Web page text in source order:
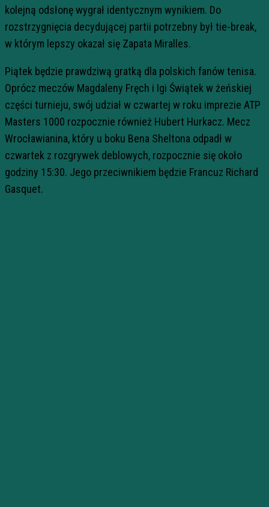
kolejną odsłonę wygrał identycznym wynikiem. Do
rozstrzygnięcia decydującej partii potrzebny był tie-break,
w którym lepszy okazał się Zapata Miralles.
Piątek będzie prawdziwą gratką dla polskich fanów tenisa.
Oprócz meczów Magdaleny Fręch i Igi Świątek w żeńskiej
części turnieju, swój udział w czwartej w roku imprezie ATP
Masters 1000 rozpocznie również Hubert Hurkacz. Mecz
Wrocławianina, który u boku Bena Sheltona odpadł w
czwartek z rozgrywek deblowych, rozpocznie się około
godziny 15:30. Jego przeciwnikiem będzie Francuz Richard
Gasquet.